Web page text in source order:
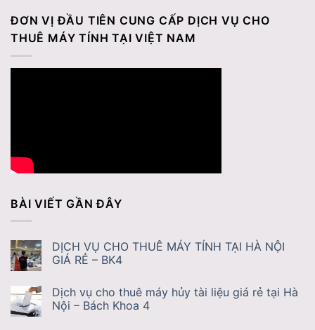
ĐƠN VỊ ĐẦU TIÊN CUNG CẤP DỊCH VỤ CHO
THUÊ MÁY TÍNH TẠI VIỆT NAM
BÀI VIẾT GẦN ĐÂY
DỊCH VỤ CHO THUÊ MÁY TÍNH TẠI HÀ NỘI
GIÁ RẺ – BK4
Dịch vụ cho thuê máy hủy tài liệu giá rẻ tại Hà
Nội – Bách Khoa 4